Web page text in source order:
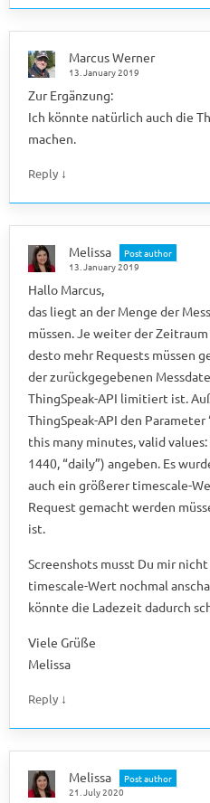
Marcus Werner
13. January 2019
Zur Ergänzung:
Ich könnte natürlich auch die
machen.
Reply ↓
Melissa
Post author
13. January 2019
Hallo Marcus,
das liegt an der Menge der
müssen. Je weiter der
desto mehr Requests müssen
der zurückgegebenen
ThingSpeak-API limitiert ist.
ThingSpeak-API den
this many minutes, valid values:
1440, “daily”) angeben. Es
auch ein größerer timescale-
Request gemacht werden
ist.
Screenshots musst Du mir
timescale-Wert nochmal
könnte die Ladezeit dadurch
Viele Grüße
Melissa
Reply ↓
Melissa
Post author
21. July 2020